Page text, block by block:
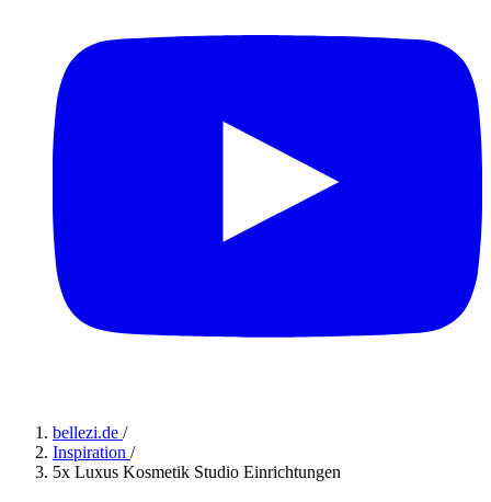
bellezi.de /
Inspiration /
5x Luxus Kosmetik Studio Einrichtungen